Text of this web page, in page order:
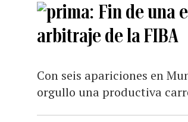
Fin de una
arbitraje de la FIBA
Con seis apariciones en
orgullo una productiva